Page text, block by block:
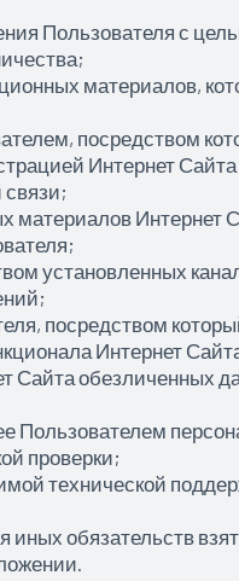
Пользователя с
материалов,
посредством
Интернет
материалов Интернет
установленных
посредством
Интернет
Сайта обезличенных
Пользователем
проверки;
технической
иных обязательств